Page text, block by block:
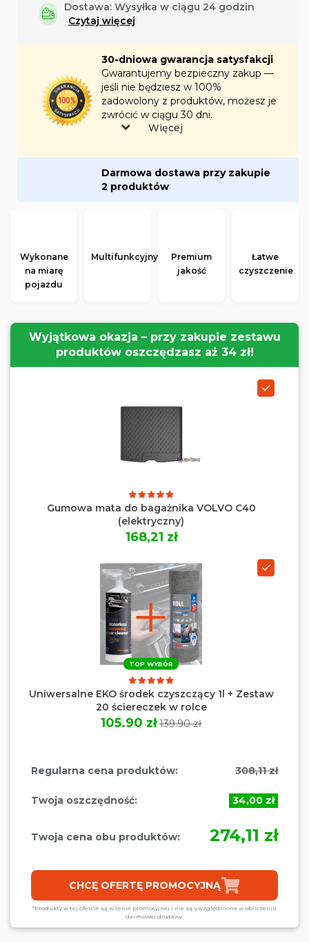
Dostawa: Wysyłka w ciągu 24 godzin
Czytaj więcej
30-dniowa gwarancja satysfakcji
Gwarantujemy bezpieczny zakup —
jeśli nie będziesz w 100%
zadowolony z produktów, możesz je
zwrócić w ciągu 30 dni.
Więcej
Darmowa dostawa przy zakupie
2 produktów
Wykonane
na miarę
pojazdu
Multifunkcyjny
Premium
jakość
Łatwe
czyszczenie
Wyjątkowa okazja – przy zakupie zestawu
produktów oszczędzasz aż 34 zł!
Gumowa mata do bagażnika VOLVO C40
(elektryczny)
168,21 zł
TOP WYBÓR
Uniwersalne EKO środek czyszczący 1l + Zestaw
20 ściereczek w rolce
105.90 zł 139.90 zł
Regularna cena produktów: 308,11 zł
Twoja oszczędność: 34,00 zł
Twoja cena obu produktów: 274,11 zł
CHCĘ OFERTĘ PROMOCYJNĄ
*Produkty w tej ofercie są w cenie promocyjnej i nie są uwzględnione w obliczeniu
darmowej dostawy.